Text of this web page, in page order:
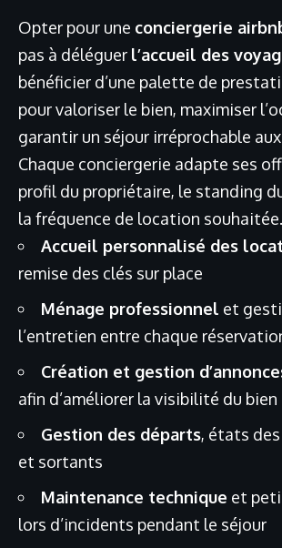
Opter pour une conciergerie
pas à déléguer l’accueil des
bénéficier d’une palette de
pour valoriser le bien, maximiser
garantir un séjour irréprochable
Chaque conciergerie adapte ses
profil du propriétaire, le standing
la fréquence de location souhaitée.
Accueil personnalisé des
remise des clés sur place
Ménage professionnel et
l’entretien entre chaque
Création et gestion
afin d’améliorer la visibilité du bien
Gestion des départs, états
et sortants
Maintenance technique et
lors d’incidents pendant le séjour